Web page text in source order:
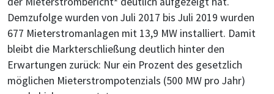
Demzufolge wurden von Juli 2017 bis Juli 2019 wurden
677 Mieterstromanlagen mit 13,9 MW installiert. Damit
bleibt die Markterschließung deutlich hinter den
Erwartungen zurück: Nur ein Prozent des gesetzlich
möglichen Mieterstrompotenzials (500 MW pro Jahr)